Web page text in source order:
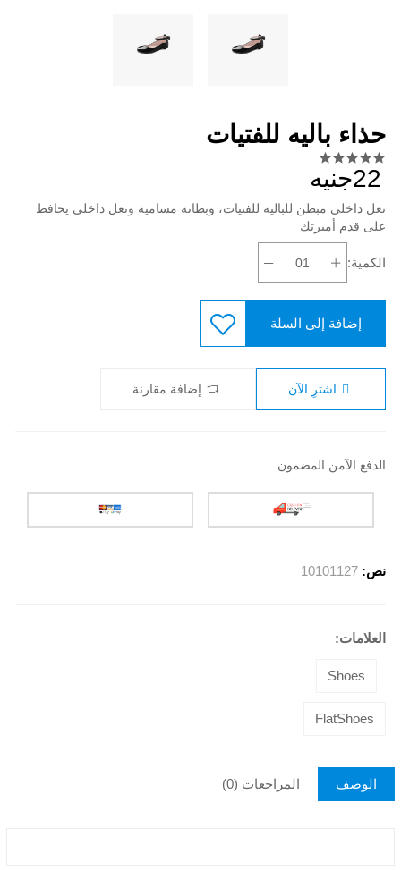
حذاء باليه للفتيات
22جنيه
نعل داخلي مبطن للباليه للفتيات، وبطانة مسامية ونعل داخلي يحافظ
على قدم أميرتك
الكمية:
إضافة إلى السلة
اشترِ الآن إضافة مقارنة
الدفع الآمن المضمون
نص: 10101127
العلامات:
Shoes
FlatShoes
الوصف المراجعات (0)